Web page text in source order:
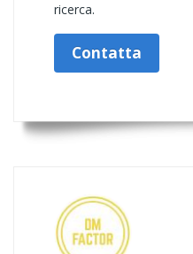
ricerca.
Contatta